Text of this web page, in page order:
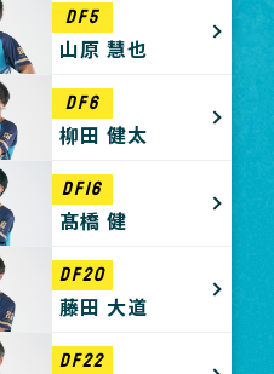
DF5
山原 慧也
DF6
柳田 健太
DF16
髙橋 健
DF20
藤田 大道
DF22